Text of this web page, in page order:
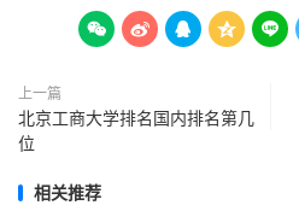
    
上一篇
北京工商大学排名国内排名第几
位
相关推荐